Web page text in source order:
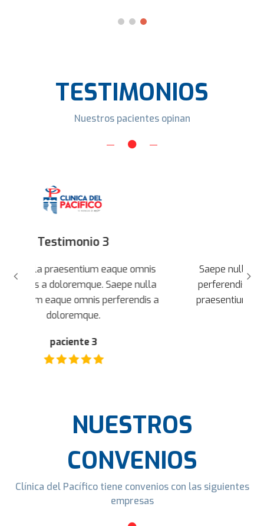
TESTIMONIOS
Nuestros pacientes opinan
Testimonio 2
Saepe nulla praesentium eaque omnis
perferendis a doloremque. Saepe nulla
praesentium eaque omnis perferendis a
NUESTROS
CONVENIOS
Clínica del Pacífico tiene convenios con las siguientes
empresas